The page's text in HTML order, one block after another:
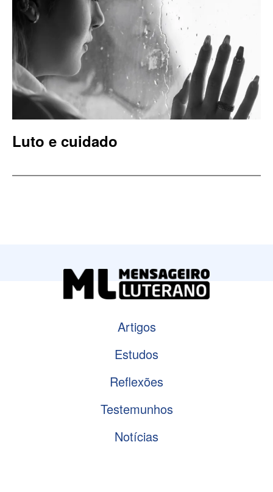
Luto e cuidado
Artigos
Estudos
Reflexões
Testemunhos
Notícias